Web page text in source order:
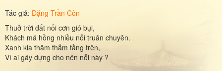
Tác giả: Đặng Trần Côn
Thuở trời đất nổi cơn gió bụi,
Khách má hồng nhiều nỗi truân chuyên.
Xanh kia thăm thẳm tầng trên,
Vì ai gây dựng cho nên nỗi này ?